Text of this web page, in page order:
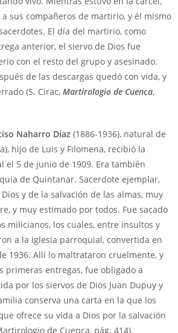
sus compañeros de martirio, y él mismo
El día del martirio, como
anterior, el siervo de Dios fue
con el resto del grupo y asesinado.
de las descargas quedó con vida, y
(S. Cirac, Martirologio de Cuenca,
Naharro Díaz (1886-1936), natural de
hijo de Luis y Filomena, recibió la
el 5 de junio de 1909. Era también
de Quintanar. Sacerdote ejemplar,
y de la salvación de las almas, muy
y muy estimado por todos. Fue sacado
milicianos, los cuales, entre insultos y
a la iglesia parroquial, convertida en
1936. Allí lo maltrataron cruelmente, y
primeras entregas, fue obligado a
por los siervos de Dios Juan Dupuy y
conserva una carta en la que los
ofrece su vida a Dios por la salvación
de Cuenca, pág. 414).